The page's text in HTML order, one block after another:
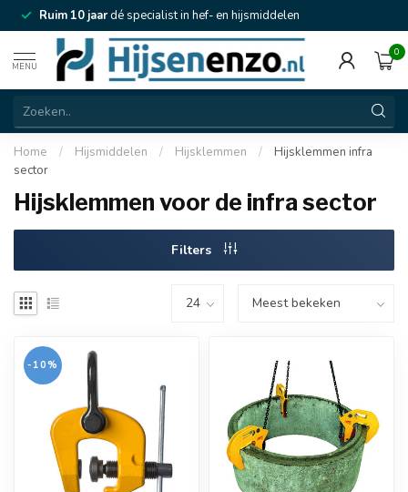
Ruim 10 jaardé specialist in hef- en hijsmiddelen
MENU
0
Home / Hijsmiddelen / Hijsklemmen /
Hijsklemmen infra
sector
Hijsklemmen voor de infra sector
Filters
-10%